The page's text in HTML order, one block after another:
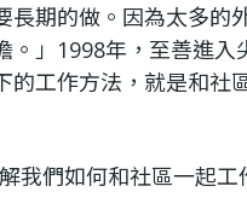
長期的做。因為太多
」1998年，至善進
工作方法，就是和
我們如何和社區一起工